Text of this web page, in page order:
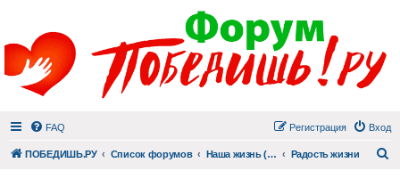
FAQ Вход
Регистрация
ПОБЕДИШЬ.РУ Список форумов Наша жизнь (не всё же о суициде!) Радость жизни